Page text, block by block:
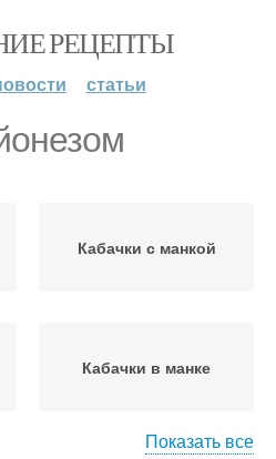
РЕЦЕПТЫ
статьи
Кабачки с манкой
Кабачки в манке
Показать все